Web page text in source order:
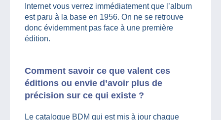
Internet vous verrez immédiatement que l’album
est paru à la base en 1956. On ne se retrouve
donc évidemment pas face à une première
édition.
Comment savoir ce que valent ces
éditions ou envie d’avoir plus de
précision sur ce qui existe ?
Le catalogue BDM qui est mis à jour chaque